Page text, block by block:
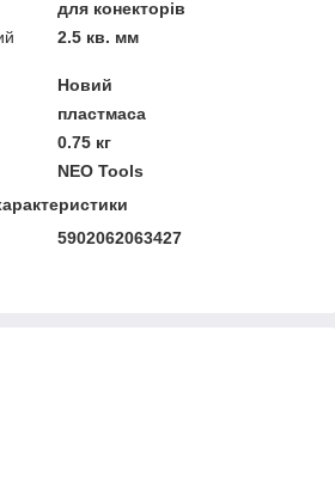
для конекторів
2.5 кв. мм
Новий
пластмаса
0.75 кг
NEO Tools
5902062063427